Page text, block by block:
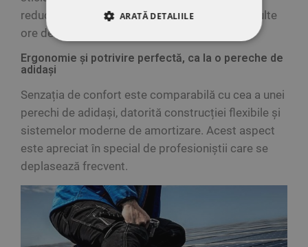
reducerea oboselii musculare, chiar și după multe
ore de purtare.
Ergonomie și potrivire perfectă, ca la o pereche de
adidași
Senzația de confort este comparabilă cu cea a unei
perechi de adidași, datorită construcției flexibile și
sistemelor moderne de amortizare. Acest aspect
este apreciat în special de profesioniștii care se
deplasează frecvent.
ARATĂ DETALIILE
STRICT NECESARE
DE TARGETARE
DE FUNCŢIONALITATE